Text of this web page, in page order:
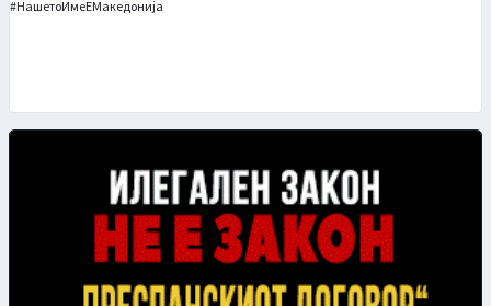
#НашетоИмеЕМакедонија